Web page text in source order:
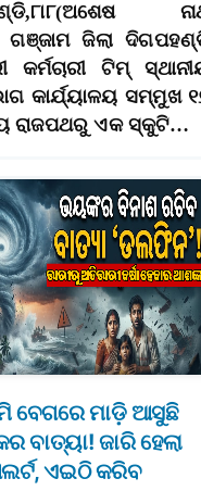
ଜିଲା
କର୍ମଚାରୀ ଟିମ୍‌
କାର୍ଯ୍ୟାଳୟ ସମ୍ମୁଖ
ରାଜପଥରୁ ଏକ ସ୍କୁଟି…
ବେଗରେ ମାଡ଼ି ଆସୁଛି
ବାତ୍ୟା! ଜାରି ହେଲା
ଏଇଠି କରିବ